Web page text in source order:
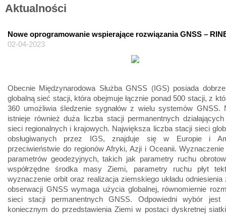
Aktualności
Nowe oprogramowanie wspierające rozwiązania GNSS –
02-04-2023
Obecnie Międzynarodowa Służba GNSS (IGS) posiada
globalną sieć stacji, która obejmuje łącznie ponad 500 stacji, z
360 umożliwia śledzenie sygnałów z wielu systemów GNSS.
istnieje również duża liczba stacji permanentnych
sieci regionalnych i krajowych. Największa liczba stacji sieci
obsługiwanych przez IGS, znajduje się w Europie i
przeciwieństwie do regionów Afryki, Azji i Oceanii. Wyznaczenie
parametrów geodezyjnych, takich jak parametry ruchu
współrzędne środka masy Ziemi, parametry ruchu płyt
wyznaczenie orbit oraz realizacja ziemskiego układu odniesienia
obserwacji GNSS wymaga użycia globalnej, równomiernie
sieci stacji permanentnych GNSS. Odpowiedni wybór jest
koniecznym do przedstawienia Ziemi w postaci dyskretnej